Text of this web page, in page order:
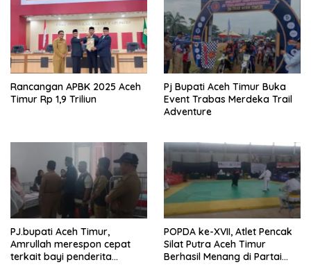
Rancangan APBK 2025 Aceh
Timur Rp 1,9 Triliun
Pj Bupati Aceh Timur Buka
Event Trabas Merdeka Trail
Adventure
PJ.bupati Aceh Timur,
Amrullah merespon cepat
terkait bayi penderita
POPDA ke-XVII, Atlet Pencak
Silat Putra Aceh Timur
Berhasil Menang di Partai